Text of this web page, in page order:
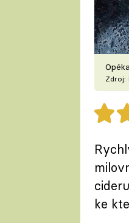
Zdroj:
ke